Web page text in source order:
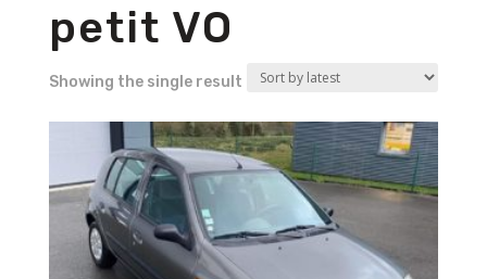
petit VO
Showing the single result